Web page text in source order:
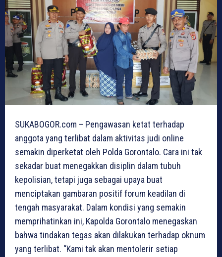
SUKABOGOR.com – Pengawasan ketat terhadap
anggota yang terlibat dalam aktivitas judi online
semakin diperketat oleh Polda Gorontalo. Cara ini tak
sekadar buat menegakkan disiplin dalam tubuh
kepolisian, tetapi juga sebagai upaya buat
menciptakan gambaran positif forum keadilan di
tengah masyarakat. Dalam kondisi yang semakin
memprihatinkan ini, Kapolda Gorontalo menegaskan
bahwa tindakan tegas akan dilakukan terhadap oknum
yang terlibat. “Kami tak akan mentolerir setiap